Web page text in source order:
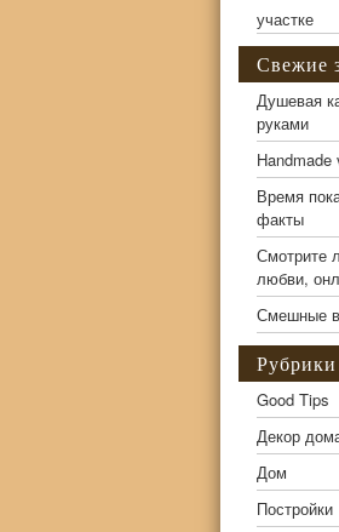
участке
Свежие
Душевая
руками
Время
факты
Смотрите
любви,
Смешные
Рубрики
Good Tips
Декор
Дом
Постройки